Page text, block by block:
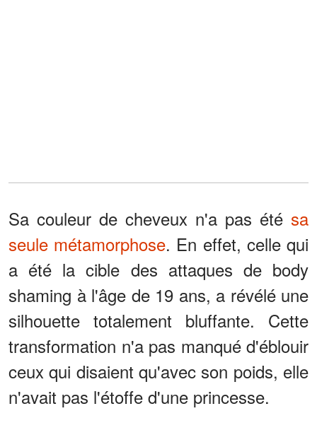
Sa couleur de cheveux n'a pas été sa
seule métamorphose. En effet, celle qui
a été la cible des attaques de body
shaming à l'âge de 19 ans, a révélé une
silhouette totalement bluffante. Cette
transformation n'a pas manqué d'éblouir
ceux qui disaient qu'avec son poids, elle
n'avait pas l'étoffe d'une princesse.